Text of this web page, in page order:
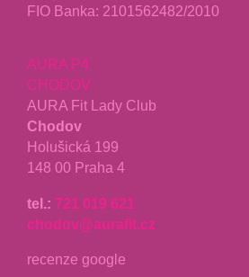
FIO Banka: 2101562482/2010
AURA P4
CHODOV
AURA Fit Lady Club
Chodov
Holušická 199
148 00 Praha 4
tel.: 721 019 621
chodov@aurafit.cz
recenze google